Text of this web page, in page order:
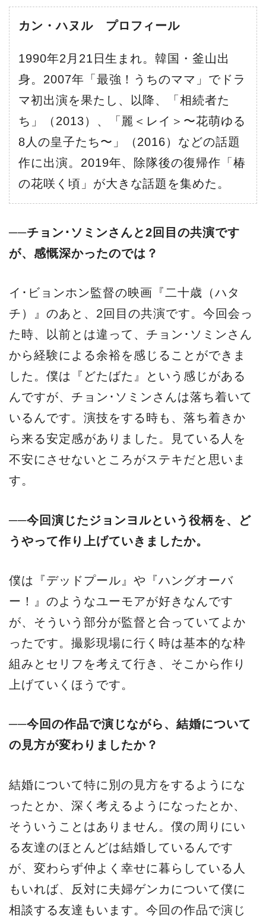
カン・ハヌル プロフィール
1990年2月21日生まれ。韓国・釜山出
身。2007年「最強！うちのママ」でドラ
マ初出演を果たし、以降、「相続者た
ち」（2013）、「麗＜レイ＞〜花萌ゆる
8人の皇子たち〜」（2016）などの話題
作に出演。2019年、除隊後の復帰作「椿
の花咲く頃」が大きな話題を集めた。
──チョン･ソミンさんと2回目の共演です
が、感慨深かったのでは？
イ･ビョンホン監督の映画『二十歳（ハタ
チ）』のあと、2回目の共演です。今回会っ
た時、以前とは違って、チョン･ソミンさん
から経験による余裕を感じることができま
した。僕は『どたばた』という感じがある
んですが、チョン･ソミンさんは落ち着いて
いるんです。演技をする時も、落ち着きか
ら来る安定感がありました。見ている人を
不安にさせないところがステキだと思いま
す。
──今回演じたジョンヨルという役柄を、ど
うやって作り上げていきましたか。
僕は『デッドプール』や『ハングオーバ
ー！』のようなユーモアが好きなんです
が、そういう部分が監督と合っていてよか
ったです。撮影現場に行く時は基本的な枠
組みとセリフを考えて行き、そこから作り
上げていくほうです。
──今回の作品で演じながら、結婚について
の見方が変わりましたか？
結婚について特に別の見方をするようにな
ったとか、深く考えるようになったとか、
そういうことはありません。僕の周りにい
る友達のほとんどは結婚しているんです
が、変わらず仲よく幸せに暮らしている人
もいれば、反対に夫婦ゲンカについて僕に
相談する友達もいます。今回の作品で演じ